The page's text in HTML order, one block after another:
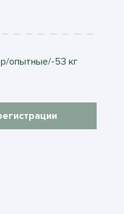
опытные/-53 кг